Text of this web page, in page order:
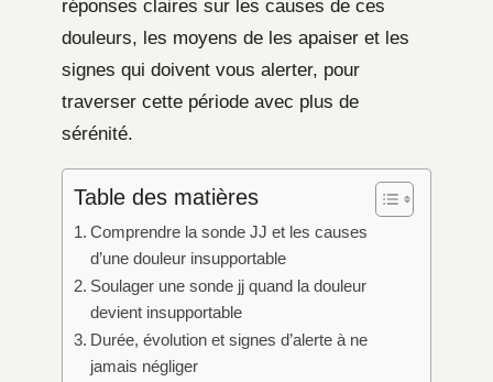
réponses claires sur les causes de ces
douleurs, les moyens de les apaiser et les
signes qui doivent vous alerter, pour
traverser cette période avec plus de
sérénité.
Table des matières
Comprendre la sonde JJ et les causes
d’une douleur insupportable
Soulager une sonde jj quand la douleur
devient insupportable
Durée, évolution et signes d’alerte à ne
jamais négliger